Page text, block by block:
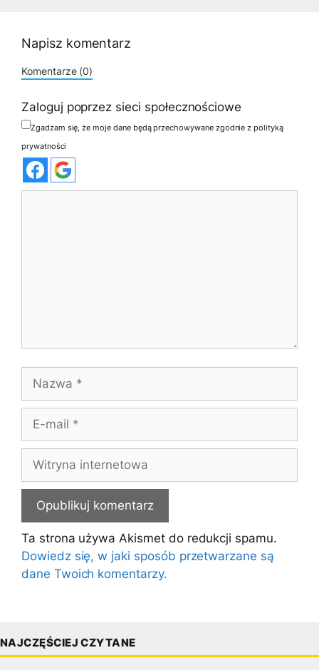
Napisz komentarz
Komentarze (0)
Zaloguj poprzez sieci społecznościowe
Zgadzam się, że moje dane będą przechowywane zgodnie z polityką
prywatności
mail
internetowa
Ta strona używa Akismet do redukcji spamu.
Dowiedz się, w jaki sposób przetwarzane są
dane Twoich komentarzy.
NAJCZĘŚCIEJ CZYTANE